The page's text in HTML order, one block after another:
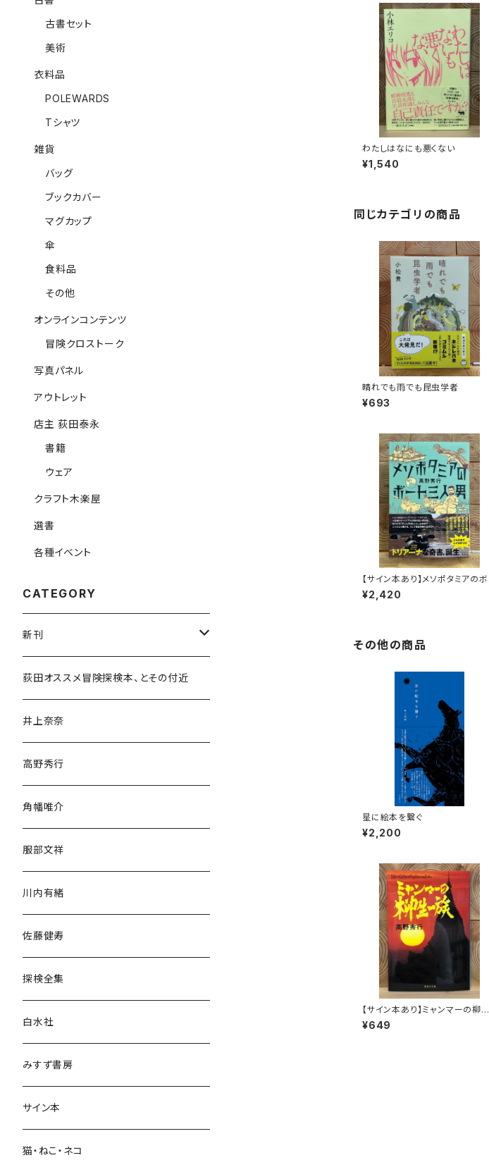
わたしはなにも悪くない
¥1,540
同じカテゴリの商品
晴れでも雨でも昆虫学者
¥693
【サイン本あり】メソポタミアのボ
ート三人男
¥2,420
その他の商品
星に絵本を繋ぐ
¥2,200
【サイン本あり】ミャンマーの柳生
一族
¥649
古書セット
美術
衣料品
POLEWARDS
Tシャツ
雑貨
バッグ
ブックカバー
マグカップ
傘
食料品
その他
オンラインコンテンツ
冒険クロストーク
写真パネル
アウトレット
店主 荻田泰永
書籍
ウェア
クラフト木楽屋
選書
各種イベント
CATEGORY
新刊
和書
文学・小説・物語
随筆・ノンフィクション・その他
民族・風習
言語・ことば
荻田オススメ冒険探検本、とその付近
井上奈奈
高野秀行
角幡唯介
服部文祥
川内有緒
佐藤健寿
探検全集
白水社
みすず書房
サイン本
猫・ねこ・ネコ